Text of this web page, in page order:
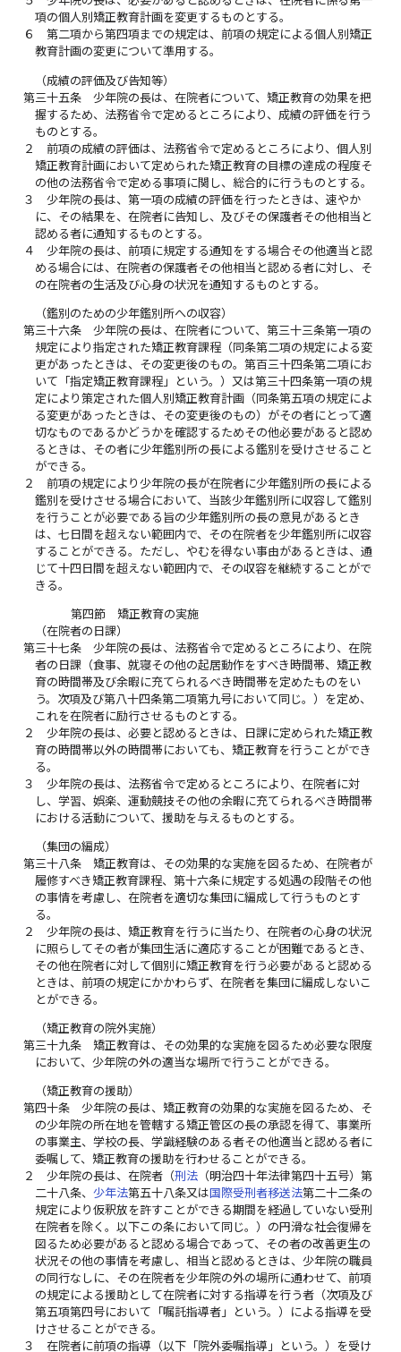
項の個人別矯正教育計画を変更するものとする。
６
第二項から第四項までの規定は、前項の規定による個人別矯正
教育計画の変更について準用する。
（成績の評価及び告知等）
第三十五条
少年院の長は、在院者について、矯正教育の効果を把
握するため、法務省令で定めるところにより、成績の評価を行う
ものとする。
２
前項の成績の評価は、法務省令で定めるところにより、個人別
矯正教育計画において定められた矯正教育の目標の達成の程度そ
の他の法務省令で定める事項に関し、総合的に行うものとする。
３
少年院の長は、第一項の成績の評価を行ったときは、速やか
に、その結果を、在院者に告知し、及びその保護者その他相当と
認める者に通知するものとする。
４
少年院の長は、前項に規定する通知をする場合その他適当と認
める場合には、在院者の保護者その他相当と認める者に対し、そ
の在院者の生活及び心身の状況を通知するものとする。
（鑑別のための少年鑑別所への収容）
第三十六条
少年院の長は、在院者について、第三十三条第一項の
規定により指定された矯正教育課程（同条第二項の規定による変
更があったときは、その変更後のもの。第百三十四条第二項にお
いて「指定矯正教育課程」という。）又は第三十四条第一項の規
定により策定された個人別矯正教育計画（同条第五項の規定によ
る変更があったときは、その変更後のもの）がその者にとって適
切なものであるかどうかを確認するためその他必要があると認め
るときは、その者に少年鑑別所の長による鑑別を受けさせること
ができる。
２
前項の規定により少年院の長が在院者に少年鑑別所の長による
鑑別を受けさせる場合において、当該少年鑑別所に収容して鑑別
を行うことが必要である旨の少年鑑別所の長の意見があるとき
は、七日間を超えない範囲内で、その在院者を少年鑑別所に収容
することができる。ただし、やむを得ない事由があるときは、通
じて十四日間を超えない範囲内で、その収容を継続することがで
きる。
第四節 矯正教育の実施
（在院者の日課）
第三十七条
少年院の長は、法務省令で定めるところにより、在院
者の日課（食事、就寝その他の起居動作をすべき時間帯、矯正教
育の時間帯及び余暇に充てられるべき時間帯を定めたものをい
う。次項及び第八十四条第二項第九号において同じ。）を定め、
これを在院者に励行させるものとする。
２
少年院の長は、必要と認めるときは、日課に定められた矯正教
育の時間帯以外の時間帯においても、矯正教育を行うことができ
る。
３
少年院の長は、法務省令で定めるところにより、在院者に対
し、学習、娯楽、運動競技その他の余暇に充てられるべき時間帯
における活動について、援助を与えるものとする。
（集団の編成）
第三十八条
矯正教育は、その効果的な実施を図るため、在院者が
履修すべき矯正教育課程、第十六条に規定する処遇の段階その他
の事情を考慮し、在院者を適切な集団に編成して行うものとす
る。
２
少年院の長は、矯正教育を行うに当たり、在院者の心身の状況
に照らしてその者が集団生活に適応することが困難であるとき、
その他在院者に対して個別に矯正教育を行う必要があると認める
ときは、前項の規定にかかわらず、在院者を集団に編成しないこ
とができる。
（矯正教育の院外実施）
第三十九条
矯正教育は、その効果的な実施を図るため必要な限度
において、少年院の外の適当な場所で行うことができる。
（矯正教育の援助）
第四十条
少年院の長は、矯正教育の効果的な実施を図るため、そ
の少年院の所在地を管轄する矯正管区の長の承認を得て、事業所
の事業主、学校の長、学識経験のある者その他適当と認める者に
委嘱して、矯正教育の援助を行わせることができる。
２
少年院の長は、在院者（刑法 （明治四十年法律第四十五号）第
二十八条、少年法第五十八条又は国際受刑者移送法第二十二条の
規定により仮釈放を許すことができる期間を経過していない受刑
在院者を除く。以下この条において同じ。）の円滑な社会復帰を
図るため必要があると認める場合であって、その者の改善更生の
状況その他の事情を考慮し、相当と認めるときは、少年院の職員
の同行なしに、その在院者を少年院の外の場所に通わせて、前項
の規定による援助として在院者に対する指導を行う者（次項及び
第五項第四号において「嘱託指導者」という。）による指導を受
けさせることができる。
３
在院者に前項の指導（以下「院外委嘱指導」という。）を受け